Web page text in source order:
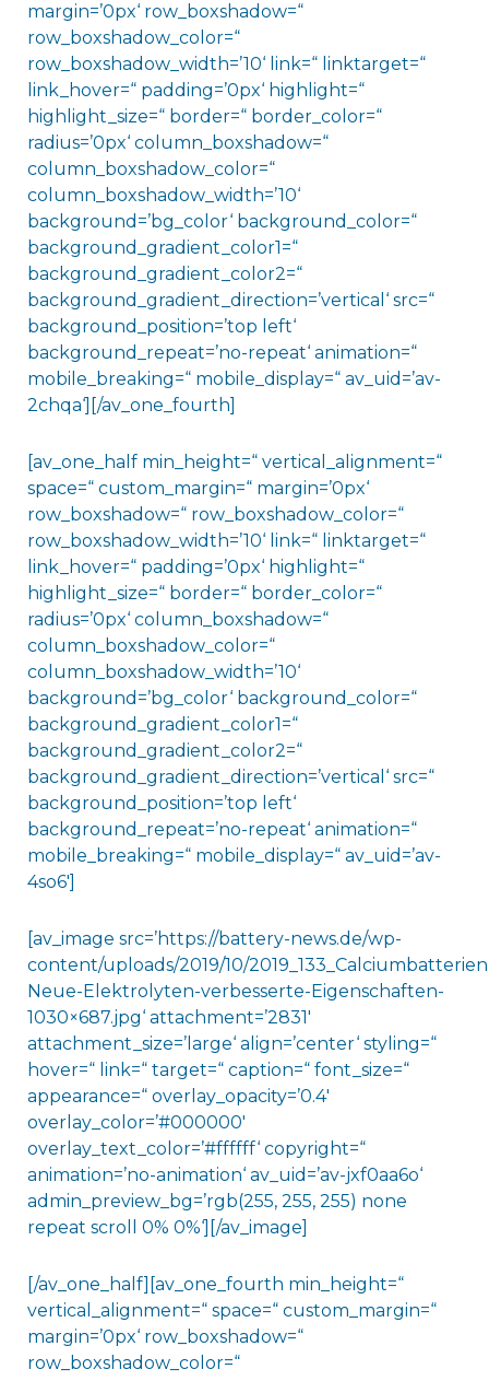
margin=’0px‘ row_boxshadow=“
row_boxshadow_color=“
row_boxshadow_width=’10‘ link=“ linktarget=“
link_hover=“ padding=’0px‘ highlight=“
highlight_size=“ border=“ border_color=“
radius=’0px‘ column_boxshadow=“
column_boxshadow_color=“
column_boxshadow_width=’10‘
background=’bg_color‘ background_color=“
background_gradient_color1=“
background_gradient_color2=“
background_gradient_direction=’vertical‘ src=“
background_position=’top left‘
background_repeat=’no-repeat‘ animation=“
mobile_breaking=“ mobile_display=“ av_uid=’av-
2chqa‘][/av_one_fourth]
[av_one_half min_height=“ vertical_alignment=“
space=“ custom_margin=“ margin=’0px‘
row_boxshadow=“ row_boxshadow_color=“
row_boxshadow_width=’10‘ link=“ linktarget=“
link_hover=“ padding=’0px‘ highlight=“
highlight_size=“ border=“ border_color=“
radius=’0px‘ column_boxshadow=“
column_boxshadow_color=“
column_boxshadow_width=’10‘
background=’bg_color‘ background_color=“
background_gradient_color1=“
background_gradient_color2=“
background_gradient_direction=’vertical‘ src=“
background_position=’top left‘
background_repeat=’no-repeat‘ animation=“
mobile_breaking=“ mobile_display=“ av_uid=’av-
4so6′]
[av_image src=’https://battery-news.de/wp-
content/uploads/2019/10/
Neue-Elektrolyten-verbesserte-Eigenschaften-
1030×687.jpg‘ attachment=’2831′
attachment_size=’large‘ align=’center‘ styling=“
hover=“ link=“ target=“ caption=“ font_size=“
appearance=“ overlay_opacity=’0.4′
overlay_color=’#000000′
overlay_text_color=’#ffffff‘ copyright=“
animation=’no-animation‘ av_uid=’av-jxf0aa6o‘
admin_preview_bg=’rgb(255, 255, 255) none
repeat scroll 0% 0%‘][/av_image]
[/av_one_half][av_one_fourth min_height=“
vertical_alignment=“ space=“ custom_margin=“
margin=’0px‘ row_boxshadow=“
row_boxshadow_color=“